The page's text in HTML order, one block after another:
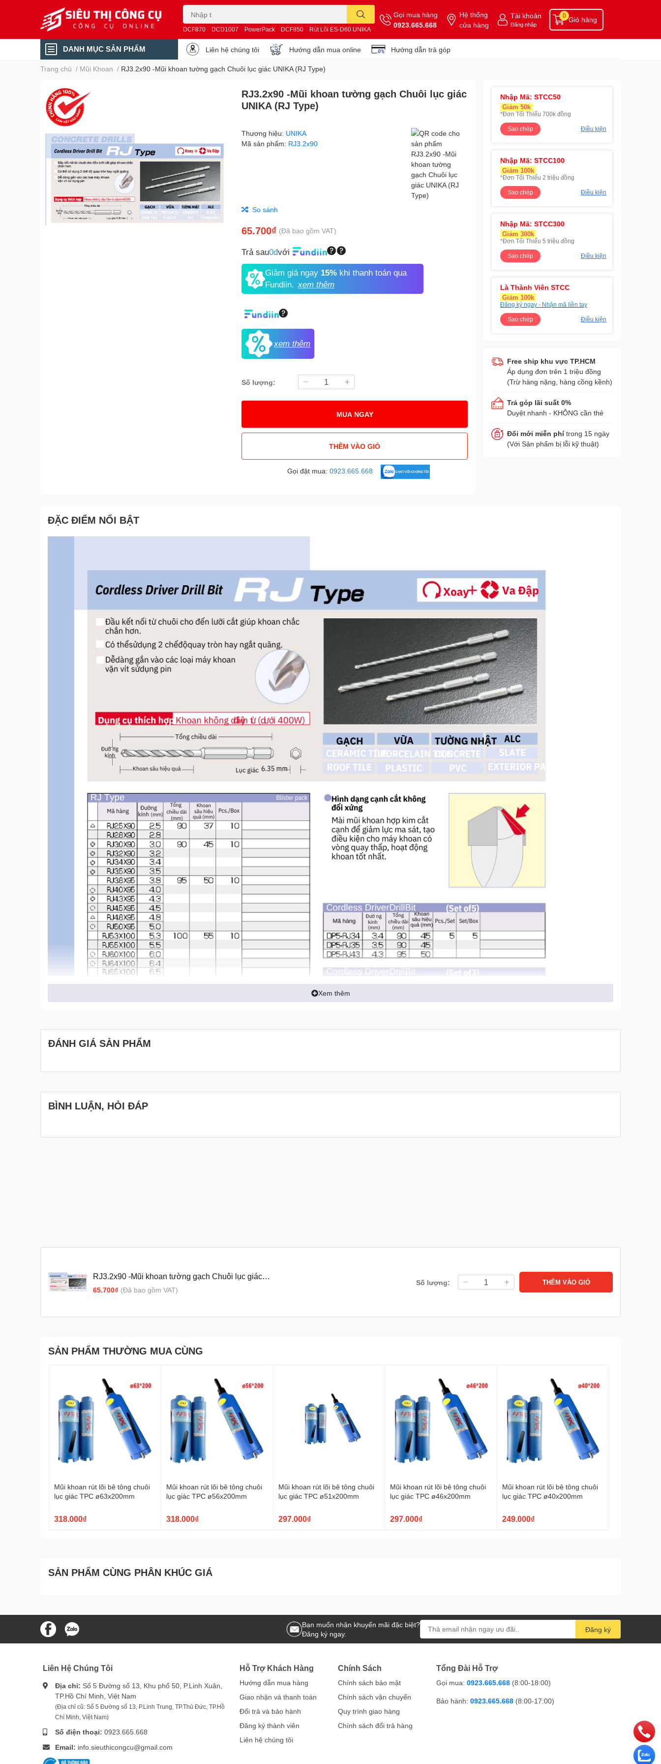
DCF870 DCD1007 PowerPack DCF850 Rút Lõi ES-D60 UNIKA
Gọi mua hàng
0923.665.668
Hệ thống
cửa hàng
Tài khoản
Đăng nhập
Giỏ hàng
0
DANH MỤC SẢN PHẨM Liên hệ chúng tôi Hướng dẫn mua online Hướng dẫn trả góp
Trang chủ / Mũi Khoan / RJ3.2x90 -Mũi khoan tường gạch Chuôi lục giác UNIKA (RJ Type)
RJ3.2x90 -Mũi khoan tường gạch Chuôi lục giác
UNIKA (RJ Type)
Thương hiệu: UNIKA
Mã sản phẩm: RJ3.2x90
So sánh
65.700₫ (Đã bao gồm VAT)
Trả sau0đvới
Giảm giá ngay 15% khi thanh toán qua
Fundiin. xem thêm
xem thêm
Số lượng:
MUA NGAY
THÊM VÀO GIỎ
Gọi đặt mua: 0923.665.668
Nhập Mã: STCC50
Giảm 50k
*Đơn Tối Thiểu 700k đồng
Sao chép
Điều kiện
Nhập Mã: STCC100
Giảm 100k
*Đơn Tối Thiểu 2 triệu đồng
Sao chép
Điều kiện
Nhập Mã: STCC300
Giảm 300k
*Đơn Tối Thiểu 5 triệu đồng
Sao chép
Điều kiện
Là Thành Viên STCC
Giảm 100k
Đăng ký ngay - Nhận mã liền tay
Sao chép
Điều kiện
Free ship khu vực TP.HCM
Áp dụng đơn trên 1 triệu đồng
(Trừ hàng nặng, hàng cồng kềnh)
Trả góp lãi suất 0%
Duyệt nhanh - KHÔNG cần thẻ
Đổi mới miễn phítrong 15 ngày
(Với Sản phẩm bị lỗi kỹ thuật)
ĐẶC ĐIỂM NỔI BẬT
Xem thêm
ĐÁNH GIÁ SẢN PHẨM
BÌNH LUẬN, HỎI ĐÁP
RJ3.2x90 -Mũi khoan tường gạch Chuôi lục giác
UNIKA (RJ Type)
65.700₫ (Đã bao gồm VAT)
Số lượng: THÊM VÀO GIỎ
SẢN PHẨM THƯỜNG MUA CÙNG
Mũi khoan rút lõi bê tông chuôi
lục giác TPC ø63x200mm
318.000₫
Mũi khoan rút lõi bê tông chuôi
lục giác TPC ø56x200mm
318.000₫
Mũi khoan rút lõi bê tông chuôi
lục giác TPC ø51x200mm
297.000₫
Mũi khoan rút lõi bê tông chuôi
lục giác TPC ø46x200mm
297.000₫
Mũi khoan rút lõi bê tông chuôi
lục giác TPC ø40x200mm
249.000₫
SẢN PHẨM CÙNG PHÂN KHÚC GIÁ
Bạn muốn nhận khuyến mãi đặc biệt?
Đăng ký ngay.
Đăng ký
Liên Hệ Chúng Tôi
Địa chỉ: Số 5 Đường số 13, Khu phố 50, P.Linh Xuân,
TP.Hồ Chí Minh, Việt Nam
(Địa chỉ cũ: Số 5 Đường số 13, P.Linh Trung, TP.Thủ Đức, TP.Hồ
Chí Minh, Việt Nam)
Số điện thoại: 0923.665.668
Email: info.sieuthicongcu@gmail.com
Hỗ Trợ Khách Hàng
Hướng dẫn mua hàng
Giao nhận và thanh toán
Đổi trả và bảo hành
Đăng ký thành viên
Liên hệ chúng tôi
Chính Sách
Chính sách bảo mật
Chính sách vận chuyển
Quy trình giao hàng
Chính sách đổi trả hàng
Tổng Đài Hỗ Trợ
Gọi mua: 0923.665.668 (8:00-18:00)
Bảo hành: 0923.665.668 (8:00-17:00)